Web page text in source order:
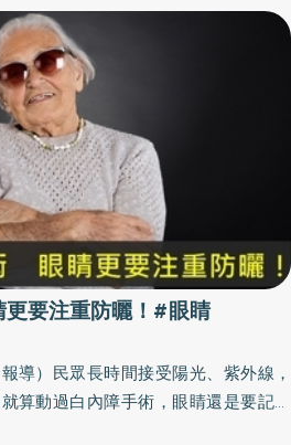
激量也會減少。 透過視覺可以獲得許
小、狀態、位置、距離等等。視力是
的結果大腦將這些資訊與「事物」連
。視力好，也就是獲取的資訊清晰明
刺激，促進大腦發達。這方面在兒童
長期間，視力最重要，而且大腦功能在
同。美國的專家學者認為，視力不是
到大腦的整體性運作的結果，因此從
視力障礙而成績不佳的兒童們，成績
研究結果也顯示，兒童如果有視力障
好的人不會失智像南韓之類的高學歷
刺激會促發大腦成長，必須趁早改善
界名醫來改善兒童視力。拜此之賜，
里迢迢來到日本找我治療。不只兒
力，提高對大腦的刺激，雖然程度上
要注重防曬！#眼睛
導）民眾長時間接受陽光、紫外線，
算動過白內障手術，眼睛還是要記得